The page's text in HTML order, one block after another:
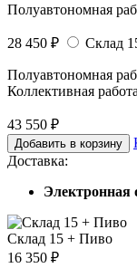
Полуавтономная
28 450 ₽ Склад
Полуавтономная
Коллективная
43 550 ₽
Добавить в корзину
Доставка:
Электронная
Склад 15 + Пиво
16 350 ₽